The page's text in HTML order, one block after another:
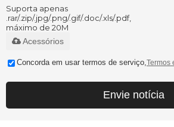
Suporta apenas
.rar/.zip/.jpg/.png/.gif/.doc/.xls/.pdf,
máximo de 20M
Acessórios
Concorda em usar termos de serviço,Termos
Envie notícia